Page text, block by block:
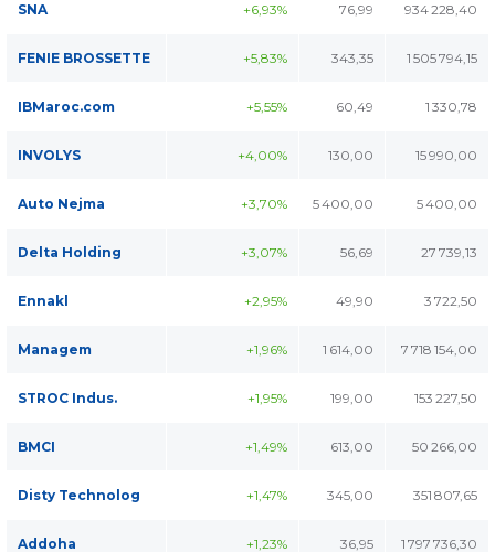
SNA +6,93% 76,99 934 228,40
FENIE BROSSETTE +5,83% 343,35 1 505 794,15
IBMaroc.com +5,55% 60,49 1 330,78
INVOLYS +4,00% 130,00 15 990,00
Auto Nejma +3,70% 5 400,00 5 400,00
Delta Holding +3,07% 56,69 27 739,13
Ennakl +2,95% 49,90 3 722,50
Managem +1,96% 1 614,00 7 718 154,00
STROC Indus. +1,95% 199,00 153 227,50
BMCI +1,49% 613,00 50 266,00
Disty Technolog +1,47% 345,00 351 807,65
Addoha +1,23% 36,95 1 797 736,30